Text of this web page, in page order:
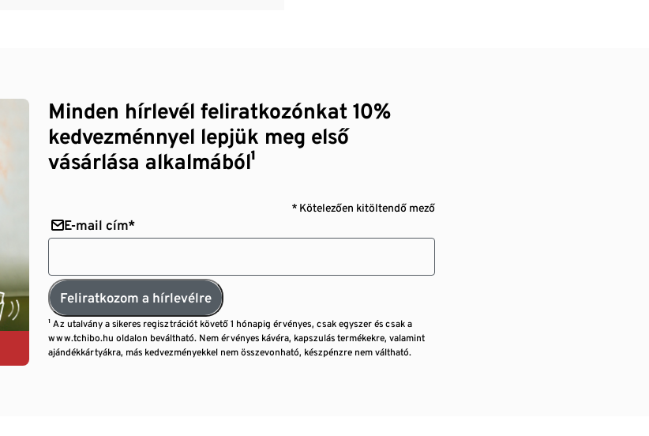
Minden hírlevél feliratkozónkat 10%
kedvezménnyel lepjük meg első
vásárlása alkalmából¹
* Kötelezően kitöltendő mező
E-mail cím*
Feliratkozom a hírlevélre
¹ Az utalvány a sikeres regisztrációt követő 1 hónapig érvényes, csak egyszer és csak a
www.tchibo.hu oldalon beváltható. Nem érvényes kávéra, kapszulás termékekre, valamint
ajándékkártyákra, más kedvezményekkel nem összevonható, készpénzre nem váltható.